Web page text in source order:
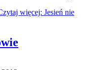
więcej: Jesień nie